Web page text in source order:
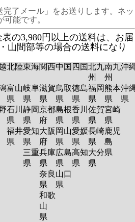
了メール」をお送りします。ネッ
可能です。
の3,980円以上の送料は、お届
山間部等の場合の送料になり
北陸東海関西中国 四国北九
州
南九
州
沖
富山
県
石川
県
福井
県
岐阜
県
静岡
県
愛知
県
三重
県
滋賀
県
京都
府
大阪
府
兵庫
県
奈良
県
和歌
山
県
鳥取
県
島根
県
岡山
県
広島
県
山口
県
徳島
県
香川
県
愛媛
県
高知
県
福岡
県
佐賀
県
長崎
県
大分
県
熊本
県
宮崎
県
鹿児
島
県
沖